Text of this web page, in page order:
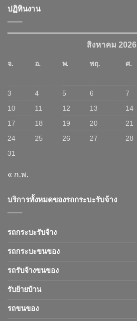
ปฏิทินงาน
สิงหาคม 2026
จ. อ. พ. พฤ. ศ.
3
4 5 6 7
10
11 12 13 14
17
18 19 20 21
24
25 26 27 28
31
« ก.พ.
บริการทั้งหมดของรถกระบะรับจ้าง
รถกระบะรับจ้าง
รถกระบะขนของ
รถรับจ้างขนของ
รับย้ายบ้าน
รถขนของ